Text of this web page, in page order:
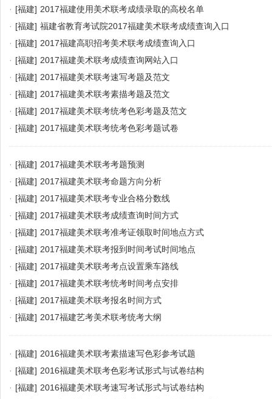
· [福建] 2017福建使用美术联考成绩录取的高校名单
· [福建] 福建省教育考试院2017福建美术联考成绩查询入口
· [福建] 2017福建高职招考美术联考成绩查询入口
· [福建] 2017福建美术联考成绩查询网站入口
· [福建] 2017福建美术联考速写考题及范文
· [福建] 2017福建美术联考素描考题及范文
· [福建] 2017福建美术联考统考色彩考题及范文
· [福建] 2017福建美术联考统考色彩考题试卷
· [福建] 2017福建美术联考考题预测
· [福建] 2017福建美术联考命题方向分析
· [福建] 2017福建美术联考专业合格分数线
· [福建] 2017福建美术联考成绩查询时间方式
· [福建] 2017福建美术联考准考证领取时间地点方式
· [福建] 2017福建美术联考报到时间考试时间地点
· [福建] 2017福建美术联考考点设置乘车路线
· [福建] 2017福建美术联考统考时间考点安排
· [福建] 2017福建美术联考报名时间方式
· [福建] 2017福建艺考美术联考统考大纲
· [福建] 2016福建美术联考素描速写色彩参考试题
· [福建] 2016福建美术联考色彩考试形式与试卷结构
· [福建] 2016福建美术联考速写考试形式与试卷结构